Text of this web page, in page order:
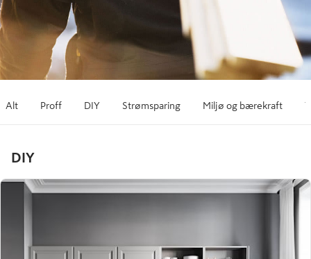
Alt Proff DIY Strømsparing Miljø og bærekraft
DIY